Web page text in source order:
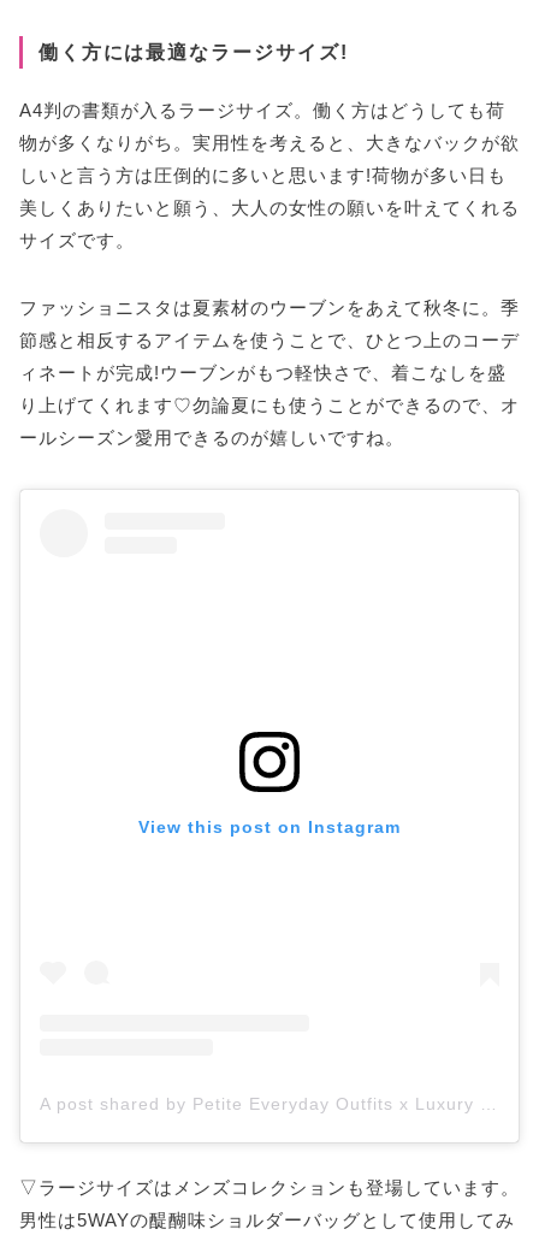
働く方には最適なラージサイズ!
A4判の書類が入るラージサイズ。働く方はどうしても荷
物が多くなりがち。実用性を考えると、大きなバックが欲
しいと言う方は圧倒的に多いと思います!荷物が多い日も
美しくありたいと願う、大人の女性の願いを叶えてくれる
サイズです。
ファッショニスタは夏素材のウーブンをあえて秋冬に。季
節感と相反するアイテムを使うことで、ひとつ上のコーデ
ィネートが完成!ウーブンがもつ軽快さで、着こなしを盛
り上げてくれます♡勿論夏にも使うことができるので、オ
ールシーズン愛用できるのが嬉しいですね。
View this post on Instagram
▽ラージサイズはメンズコレクションも登場しています。
男性は5WAYの醍醐味ショルダーバッグとして使用してみ